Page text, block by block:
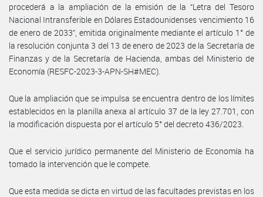
procederá a la ampliación de la emisión de la “Letra del Tesoro
Nacional Intransferible en Dólares Estadounidenses vencimiento 16
de enero de 2033”, emitida originalmente mediante el artículo 1° de
la resolución conjunta 3 del 13 de enero de 2023 de la Secretaría de
Finanzas y de la Secretaría de Hacienda, ambas del Ministerio de
Economía (RESFC-2023-3-APN-SH#MEC).
Que la ampliación que se impulsa se encuentra dentro de los límites
establecidos en la planilla anexa al artículo 37 de la ley 27.701, con
la modificación dispuesta por el artículo 5° del decreto 436/2023.
Que el servicio jurídico permanente del Ministerio de Economía ha
tomado la intervención que le compete.
Que esta medida se dicta en virtud de las facultades previstas en los